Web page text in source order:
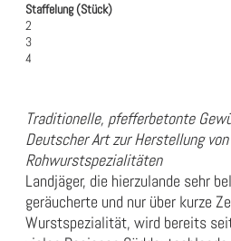
Staffelung (Stück)
2
3
4
Traditionelle, pfefferbetonte
Deutscher Art zur Herstellung
Rohwurstspezialitäten
Landjäger, die hierzulande sehr
geräucherte und nur über kurze
Wurstspezialität, wird bereits